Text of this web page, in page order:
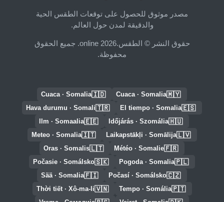
مصدر موثوق للحصول على توقعات الطقس الحية
والدقيقة لمدن حول العالم.
حقوق النشر © الطقس.online 2026. جميع الحقوق
محفوظة.
🇲🇾
Cuaca · Somalia
🇮🇩
Cuaca · Somalia
🇪🇸
El tiempo · Somalia
🇹🇷
Hava durumu · Somali
🇭🇺
Időjárás · Szomália
🇪🇪
Ilm · Somaalia
🇱🇻
Laikapstākļi · Somālija
🇮🇹
Meteo · Somalia
🇫🇷
Météo · Somalie
🇱🇹
Oras · Somalis
🇵🇱
Pogoda · Somalia
🇸🇰
Počasie · Somálsko
🇨🇿
Počasí · Somálsko
🇫🇮
Sää · Somalia
🇵🇹
Tempo · Somália
🇻🇳
Thời tiết · Xô-ma-li